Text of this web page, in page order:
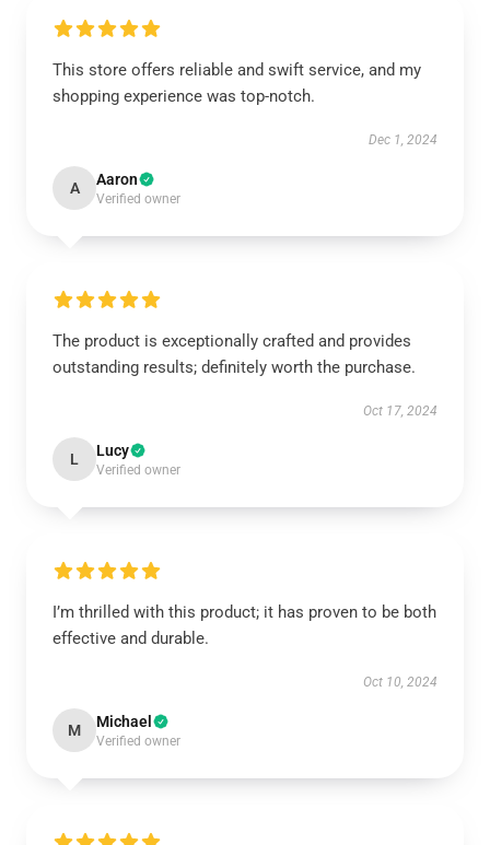
This store offers reliable and swift service, and my
shopping experience was top-notch.
Dec 1, 2024
A Aaron
Verified owner
The product is exceptionally crafted and provides
outstanding results; definitely worth the purchase.
Oct 17, 2024
L Lucy
Verified owner
I’m thrilled with this product; it has proven to be both
effective and durable.
Oct 10, 2024
M Michael
Verified owner